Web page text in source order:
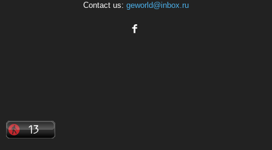
Contact us: geworld@inbox.ru